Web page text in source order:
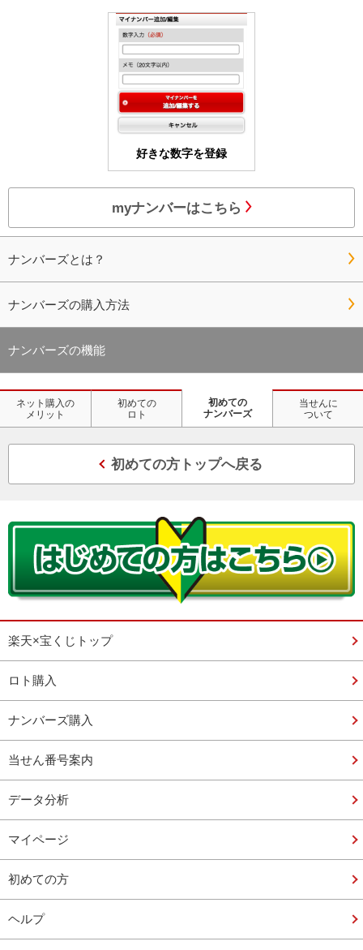
好きな数字を登録
myナンバーはこちら
ナンバーズとは？
ナンバーズの購入方法
ナンバーズの機能
ネット購入の
メリット
初めての
ロト
初めての
ナンバーズ
当せんに
ついて
初めての方トップへ戻る
楽天×宝くじトップ
ロト購入
ナンバーズ購入
当せん番号案内
データ分析
マイページ
初めての方
ヘルプ